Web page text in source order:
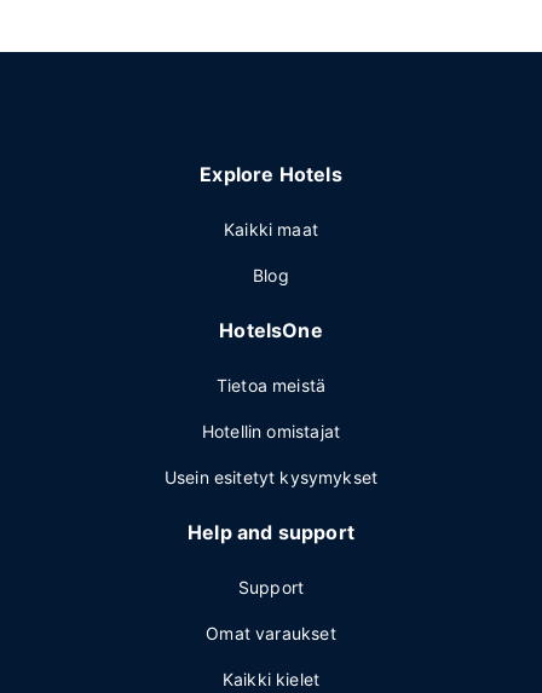
Explore Hotels
Kaikki maat
Blog
HotelsOne
Tietoa meistä
Hotellin omistajat
Usein esitetyt kysymykset
Help and support
Support
Omat varaukset
Kaikki kielet